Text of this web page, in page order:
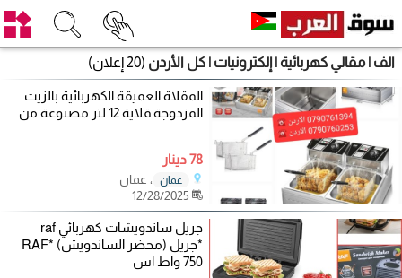
الف | مقالي كهربائية | إلكترونيات | كل الأردن (20 إعلان)
المقلاة العميقة الكهربائية بالزيت
المزدوجة قلاية 12 لتر مصنوعة من
78 دينار
عمان
، عمان
جريل ساندويشات كهربائي raf
*جريل (محضر الساندويش) RAF*
750 واط اس